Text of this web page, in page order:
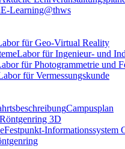
E-Learning@thws
für Geo-Virtual Reality
Labor für Ingenieur- und
für Photogrammetrie und
für Vermessungskunde
Campusplan
3D
Festpunkt-Informationssystem